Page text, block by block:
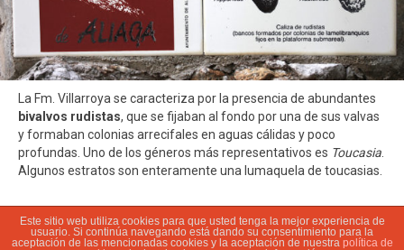
La Fm. Villarroya se caracteriza por la presencia de abundantes
bivalvos rudistas, que se fijaban al fondo por una de sus valvas
y formaban colonias arrecifales en aguas cálidas y poco
profundas. Uno de los géneros más representativos es Toucasia
Algunos estratos son enteramente una lumaquela de toucasias.
© 2022 Ayuntamiento de Aliaga | Parque Geológico |Aviso legal|
Este sitio web utiliza cookies para que usted tenga la mejor experiencia de
usuario. Si continúa navegando está dando su consentimiento para la
aceptación de las mencionadas cookies y la aceptación de nuestra política de